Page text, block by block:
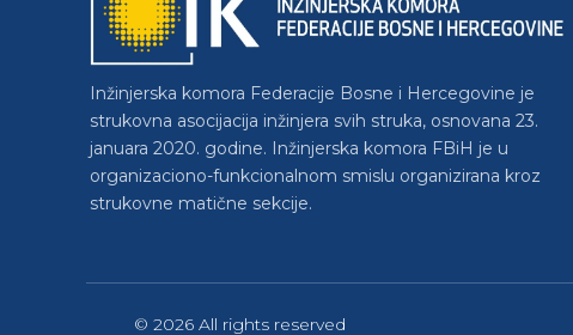
Inžinjerska komora Federacije Bosne i Hercegovine je
strukovna asocijacija inžinjera svih struka, osnovana 23.
januara 2020. godine. Inžinjerska komora FBiH je u
organizaciono-funkcionalnom smislu organizirana kroz
strukovne matične sekcije.
© 2026 All rights reserved